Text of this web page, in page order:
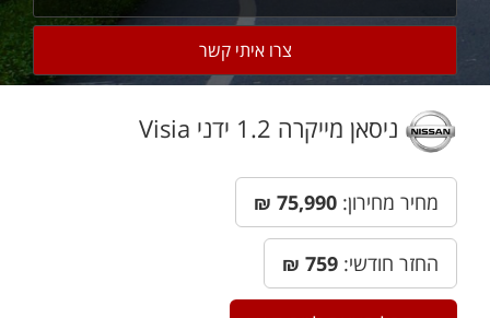
ניסאן מייקרה 1.2 ידני Visia
מחיר מחירון: ₪
החזר חודשי: 759
₪